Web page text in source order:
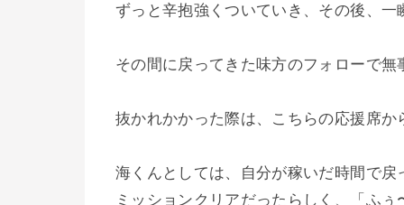
ずっと辛抱強くついていき、その後、
その間に戻ってきた味方のフォローで無
抜かれかかった際は、こちらの応援席
海くんとしては、自分が稼いだ時間で
ミッションクリアだったらしく、「ふ